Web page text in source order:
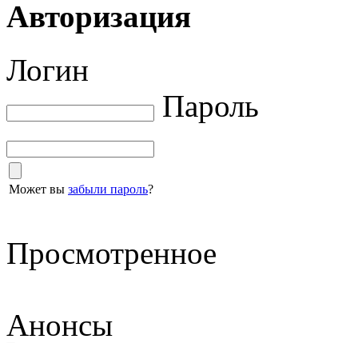
Авторизация
Логин
Пароль
Может вы забыли пароль?
Просмотренное
Анонсы